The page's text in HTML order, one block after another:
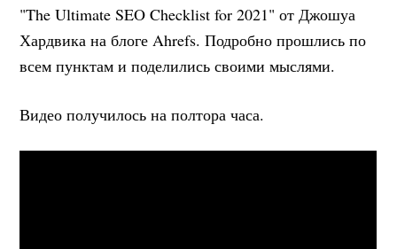
"The Ultimate SEO Checklist for 2021" от Джошуа
Хардвика на блоге Ahrefs. Подробно прошлись по
всем пунктам и поделились своими мыслями.
Видео получилось на полтора часа.